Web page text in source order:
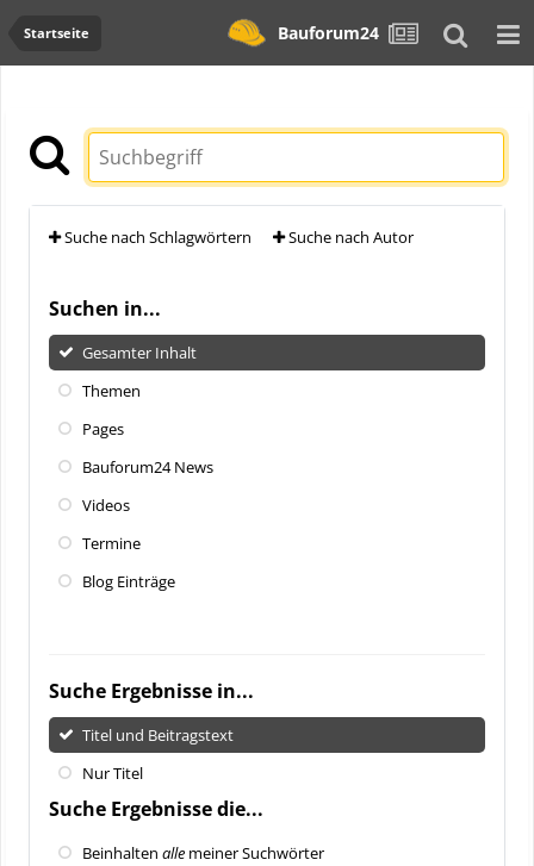
Startseite Bauforum24
Suche nach Schlagwörtern Suche nach Autor
Suchen in...
Gesamter Inhalt
Themen
Pages
Bauforum24 News
Videos
Termine
Blog Einträge
Suche Ergebnisse in...
Titel und Beitragstext
Nur Titel
Suche Ergebnisse die...
Beinhalten alle meiner Suchwörter